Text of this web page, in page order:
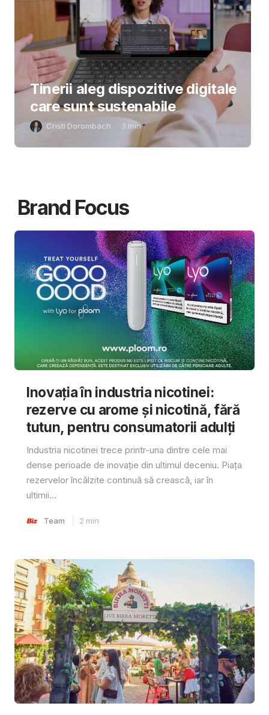
Tinerii aleg dispozitive digitale
care sunt sustenabile
Cristi Dorombach 3 min
Brand Focus
Inovația în industria nicotinei:
rezerve cu arome și nicotină, fără
tutun, pentru consumatorii adulți
Industria nicotinei trece printr-una dintre cele mai
dense perioade de inovație din ultimul deceniu. Piața
rezervelor încălzite continuă să crească, iar în
ultimii...
Team 2 min